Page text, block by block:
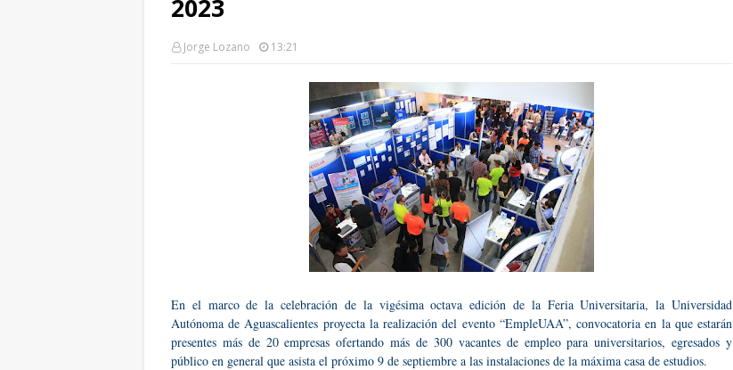
2023
Jorge Lozano 13:21
En el marco de la celebración de la vigésima octava edición de la Feria Universitaria, la Universidad
Autónoma de Aguascalientes proyecta la realización del evento “EmpleUAA”, convocatoria en la que estarán
presentes más de 20 empresas ofertando más de 300 vacantes de empleo para universitarios, egresados y
público en general que asista el próximo 9 de septiembre a las instalaciones de la máxima casa de estudios.